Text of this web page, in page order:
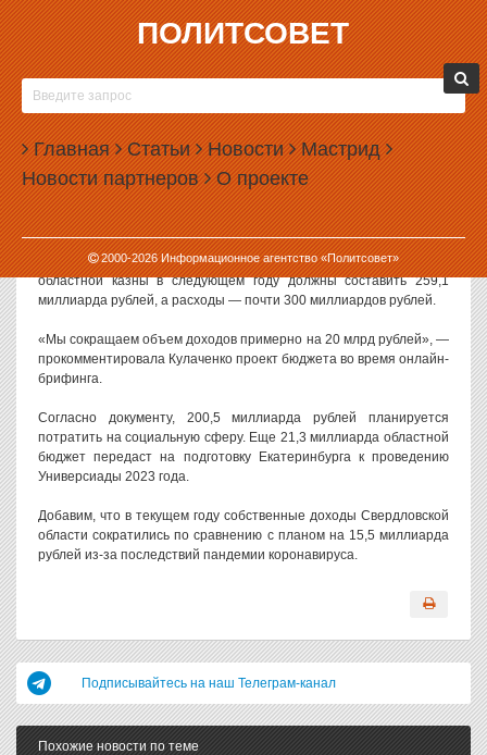
ПОЛИТСОВЕТ
Главная Статьи Новости Мастрид
Новости партнеров О проекте
2000-2026Информационное агентство «Политсовет»
29.10.2020, 13:19
ДЕФИЦИТ СВЕРДЛОВСКОГО БЮДЖЕТА
СОСТАВИТ БОЛЕЕ 40 МИЛЛИАРДОВ РУБЛЕЙ
Расчетный дефицит бюджета Свердловской области на 2021 год
составит 40,6 миллиарда рублей.
Проект бюджета на 2021 год и прогноз на 2022-2023 годы был
одобрен сегодня свердловским правительством. По оценке
министра финансов региона Галины Кулаченко, доходы
областной казны в следующем году должны составить 259,1
миллиарда рублей, а расходы — почти 300 миллиардов рублей.
«Мы сокращаем объем доходов примерно на 20 млрд рублей», —
прокомментировала Кулаченко проект бюджета во время онлайн-
брифинга.
Согласно документу, 200,5 миллиарда рублей планируется
потратить на социальную сферу. Еще 21,3 миллиарда областной
бюджет передаст на подготовку Екатеринбурга к проведению
Универсиады 2023 года.
Добавим, что в текущем году собственные доходы Свердловской
области сократились по сравнению с планом на 15,5 миллиарда
рублей из-за последствий пандемии коронавируса.
Подписывайтесь на наш Телеграм-канал
Похожие новости по теме